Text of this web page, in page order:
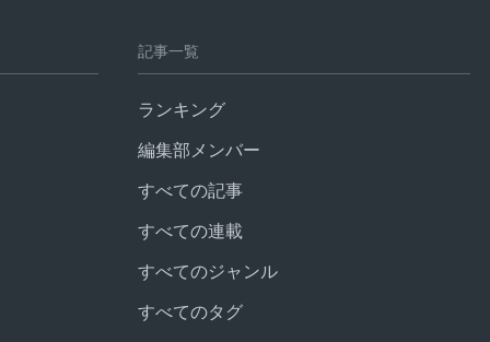
記事一覧
ランキング
編集部メンバー
すべての記事
すべての連載
すべてのジャンル
すべてのタグ